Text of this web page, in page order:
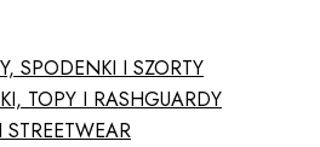
SPODENKI I SZORTY
TOPY I RASHGUARDY
STREETWEAR